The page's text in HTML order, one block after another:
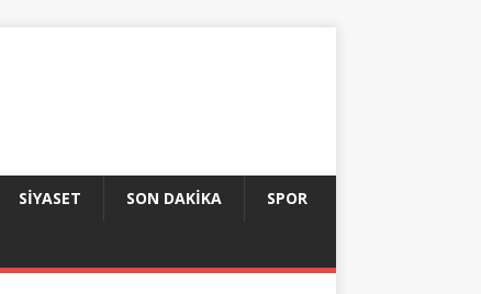
SIYASET SON DAKIKA SPOR